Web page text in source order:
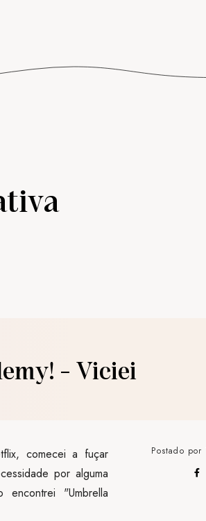
- Viciei
comecei a fuçar
por alguma
"Umbrella
Postado por